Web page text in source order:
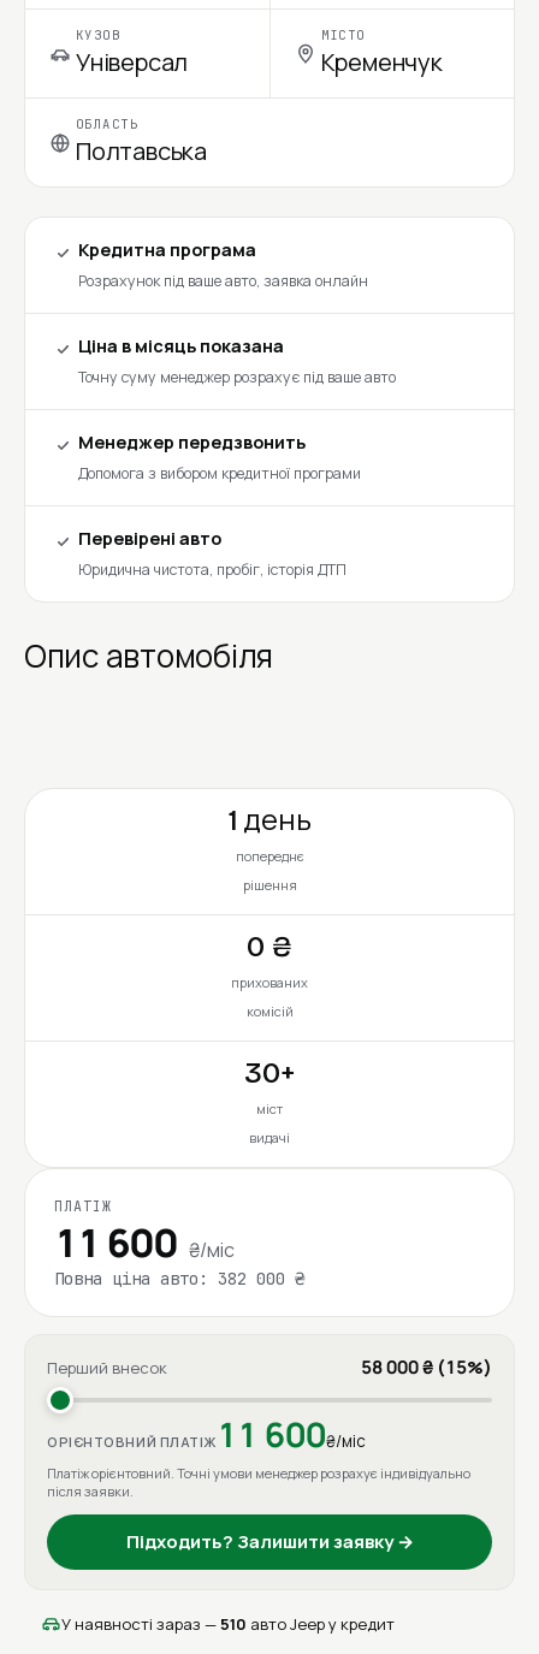
КУЗОВ
Універсал
МІСТО
Кременчук
ОБЛАСТЬ
Полтавська
Кредитна програма
Розрахунок під ваше авто, заявка онлайн
Ціна в місяць показана
Точну суму менеджер розрахує під ваше авто
Менеджер передзвонить
Допомога з вибором кредитної програми
Перевірені авто
Юридична чистота, пробіг, історія ДТП
Опис автомобіля
1 день
попереднє
рішення
0 ₴
прихованих
комісій
30+
міст
видачі
ПЛАТІЖ
11 600 ₴/міс
Повна ціна авто: 382 000 ₴
Перший внесок 58 000 ₴ (15%)
ОРІЄНТОВНИЙ ПЛАТІЖ 11 600₴/міс
Платіж орієнтовний. Точні умови менеджер розрахує індивідуально
після заявки.
Підходить? Залишити заявку →
У наявності зараз —510 авто Jeep у кредит